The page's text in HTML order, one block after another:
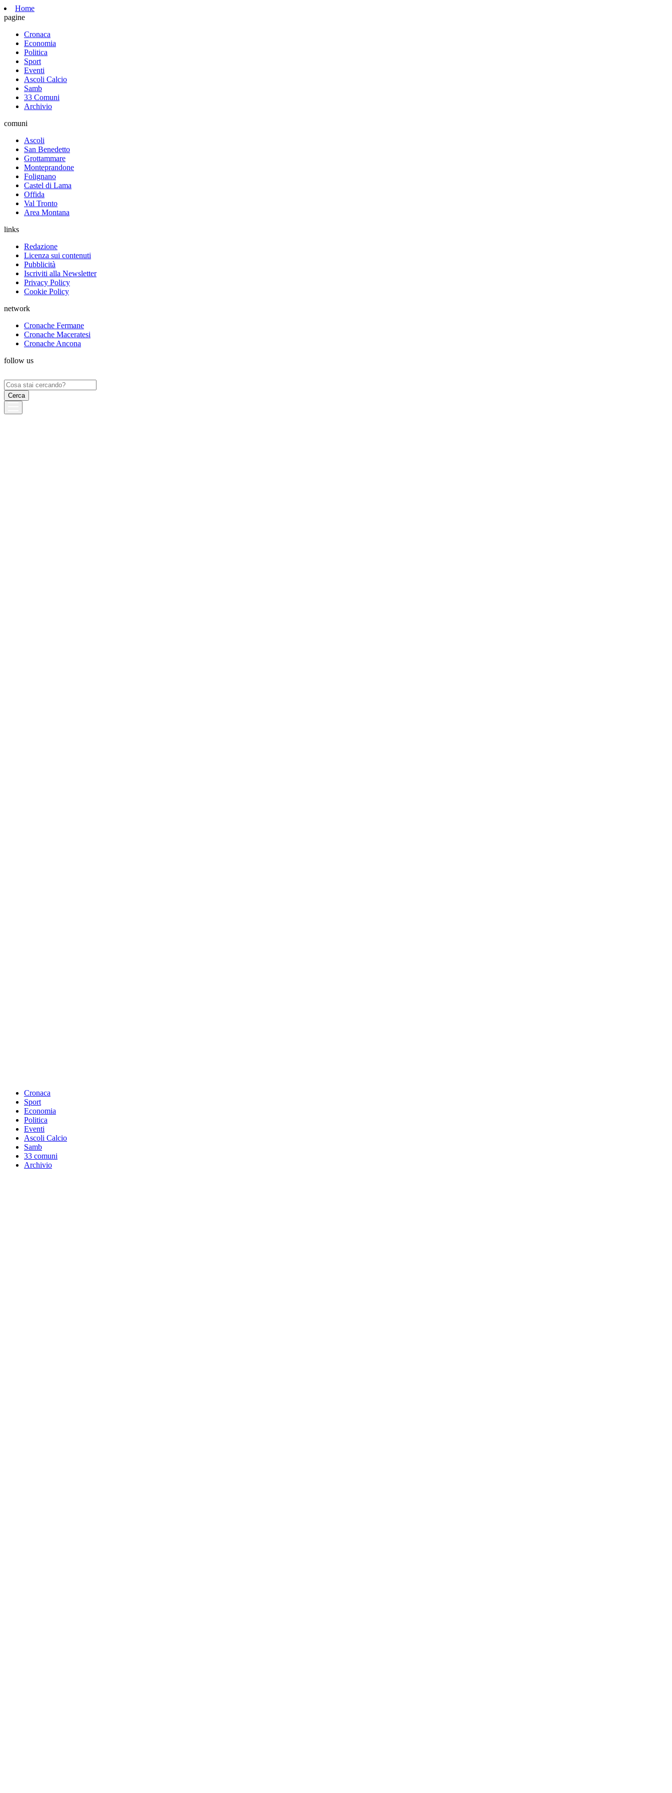
Home
pagine
Cronaca
Economia
Politica
Sport
Eventi
Ascoli Calcio
Samb
33 Comuni
Archivio
comuni
Ascoli
San Benedetto
Grottammare
Monteprandone
Folignano
Castel di Lama
Offida
Val Tronto
Area Montana
links
Redazione
Licenza sui contenuti
Pubblicità
Iscriviti alla Newsletter
Privacy Policy
Cookie Policy
network
Cronache Fermane
Cronache Maceratesi
Cronache Ancona
follow us
Ricerca
per:
Cronaca
Sport
Economia
Politica
Eventi
Ascoli Calcio
Samb
33 comuni
Archivio